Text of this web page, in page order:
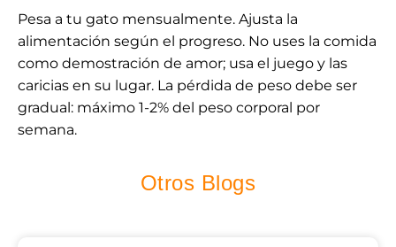
Pesa a tu gato mensualmente. Ajusta la
alimentación según el progreso. No uses la comida
como demostración de amor; usa el juego y las
caricias en su lugar. La pérdida de peso debe ser
gradual: máximo 1-2% del peso corporal por
semana.
Otros Blogs